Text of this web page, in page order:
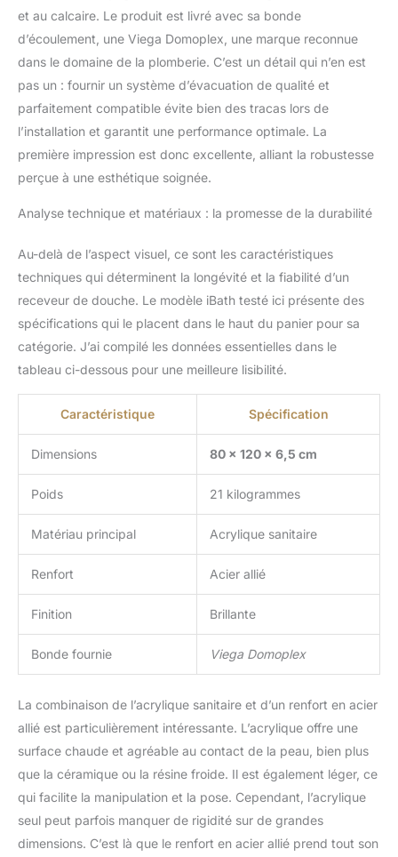
et au calcaire. Le produit est livré avec sa bonde
d’écoulement, une Viega Domoplex, une marque reconnue
dans le domaine de la plomberie. C’est un détail qui n’en est
pas un : fournir un système d’évacuation de qualité et
parfaitement compatible évite bien des tracas lors de
l’installation et garantit une performance optimale. La
première impression est donc excellente, alliant la robustesse
perçue à une esthétique soignée.
Analyse technique et matériaux : la promesse de la durabilité
Au-delà de l’aspect visuel, ce sont les caractéristiques
techniques qui déterminent la longévité et la fiabilité d’un
receveur de douche. Le modèle iBath testé ici présente des
spécifications qui le placent dans le haut du panier pour sa
catégorie. J’ai compilé les données essentielles dans le
tableau ci-dessous pour une meilleure lisibilité.
Caractéristique Spécification
Dimensions 80 x 120 x 6,5 cm
Poids 21 kilogrammes
Matériau principal Acrylique sanitaire
Renfort Acier allié
Finition Brillante
Bonde fournie Viega Domoplex
La combinaison de l’acrylique sanitaire et d’un renfort en acier
allié est particulièrement intéressante. L’acrylique offre une
surface chaude et agréable au contact de la peau, bien plus
que la céramique ou la résine froide. Il est également léger, ce
qui facilite la manipulation et la pose. Cependant, l’acrylique
seul peut parfois manquer de rigidité sur de grandes
dimensions. C’est là que le renfort en acier allié prend tout son